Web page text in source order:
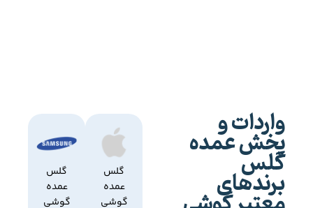
واردات و
پخش عمده
گلس
برندهای
گلس
عمده
گوشی
گلس
عمده
گوشی